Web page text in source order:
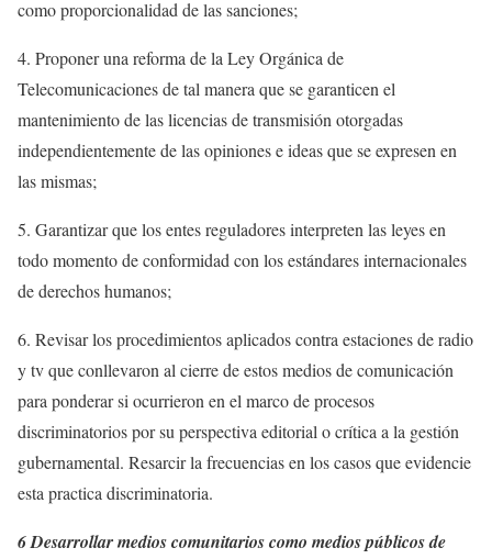
como proporcionalidad de las sanciones;
4. Proponer una reforma de la Ley Orgánica de
Telecomunicaciones de tal manera que se garanticen el
mantenimiento de las licencias de transmisión otorgadas
independientemente de las opiniones e ideas que se expresen en
las mismas;
5. Garantizar que los entes reguladores interpreten las leyes en
todo momento de conformidad con los estándares internacionales
de derechos humanos;
6. Revisar los procedimientos aplicados contra estaciones de radio
y tv que conllevaron al cierre de estos medios de comunicación
para ponderar si ocurrieron en el marco de procesos
discriminatorios por su perspectiva editorial o crítica a la gestión
gubernamental. Resarcir la frecuencias en los casos que evidencie
esta practica discriminatoria.
6 Desarrollar medios comunitarios como medios públicos de